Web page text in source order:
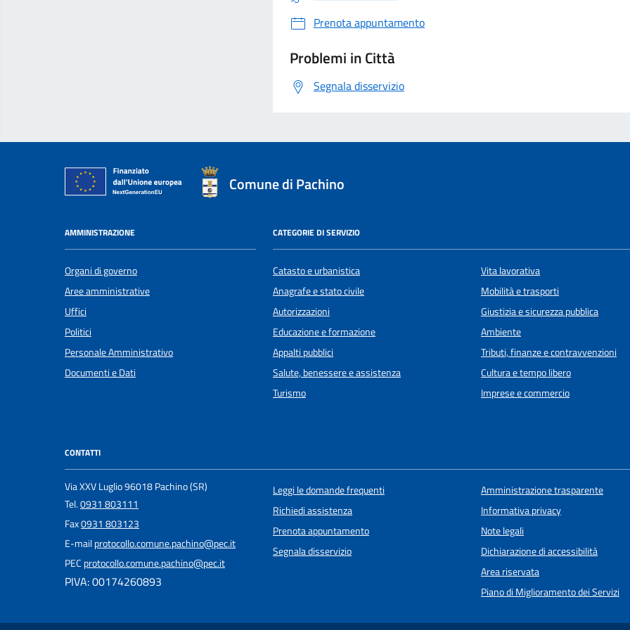
Prenota appuntamento
Problemi in Città
Segnala disservizio
Comune di Pachino
AMMINISTRAZIONE
Organi di governo
Aree amministrative
Uffici
Politici
Personale Amministrativo
Documenti e Dati
CATEGORIE DI SERVIZIO
Catasto e urbanistica
Anagrafe e stato civile
Autorizzazioni
Educazione e formazione
Appalti pubblici
Salute, benessere e assistenza
Turismo
Vita lavorativa
Mobilità e trasporti
Giustizia e sicurezza pubblica
Ambiente
Tributi, finanze e contravvenzioni
Cultura e tempo libero
Imprese e commercio
CONTATTI
Via XXV Luglio 96018 Pachino (SR)
Tel.0931 803111
Fax0931 803123
E-mailprotocollo.comune.pachino@pec.it
PEC protocollo.comune.pachino@pec.it
PIVA: 00174260893
Leggi le domande frequenti
Richiedi assistenza
Prenota appuntamento
Segnala disservizio
Amministrazione trasparente
Informativa privacy
Note legali
Dichiarazione di accessibilità
Area riservata
Piano di Miglioramento dei Servizi